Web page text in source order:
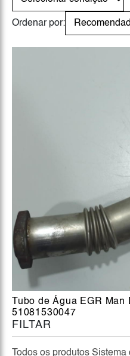
FILTAR
Todos os produtos
Ordenar por:
Tubo de Água EGR Man
51081530047